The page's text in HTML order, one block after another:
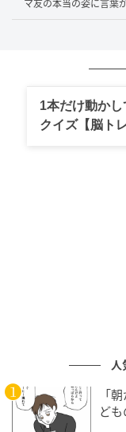
ごなしの大声だけ
男性の眉がぴく
声を荒らげず、
後日、管理人さ
部での過度な叱責
た。それを見て
マ友の本当の姿に言葉
1本だけ動か
クイズ【脳トレ
人
「
ど